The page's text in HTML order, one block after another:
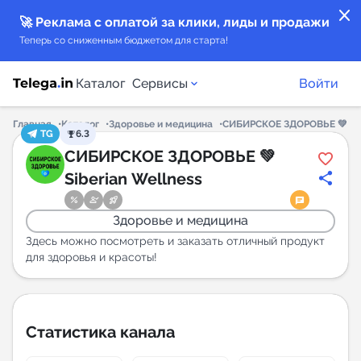
close
🚀 Реклама с оплатой за клики, лиды и продажи
Теперь со сниженным бюджетом для старта!
Каталог Сервисы
Каталог каналов
Каталог ботов
Горящие предложения
Индекс читаемости каналов в Telegram
New
Аналитика MAX каналов
Войти
Главная Каталог Здоровье и медицина
СИБИРСКОЕ ЗДОРОВЬЕ 💚
TG
6.3
СИБИРСКОЕ ЗДОРОВЬЕ 💚
Siberian Wellness
Здоровье и медицина
Здесь можно посмотреть и заказать отличный продукт
для здоровья и красоты!
Статистика канала